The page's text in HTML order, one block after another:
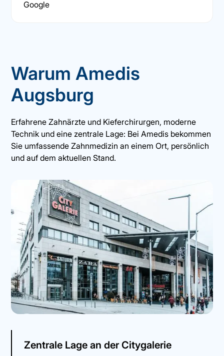
Google
Warum Amedis
Augsburg
Erfahrene Zahnärzte und Kieferchirurgen, moderne
Technik und eine zentrale Lage: Bei Amedis bekommen
Sie umfassende Zahnmedizin an einem Ort, persönlich
und auf dem aktuellen Stand.
Zentrale Lage an der Citygalerie